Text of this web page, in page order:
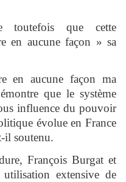
toutefois que cette
en aucune façon » sa
en aucune façon ma
que le système
influence du pouvoir
évolue en France
il soutenu.
François Burgat et
extensive de